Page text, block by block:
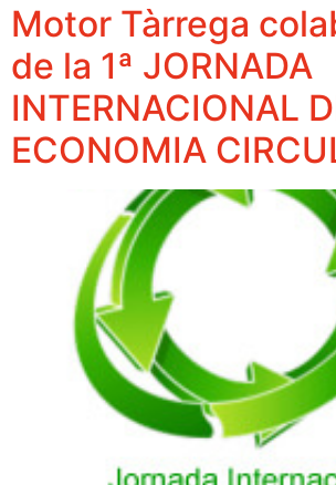
Motor Tàrrega
de la 1ª JORNADA
INTERNACIONAL
ECONOMIA